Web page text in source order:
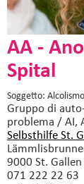
AA -
Spital
Soggetto: Alcolismo
Gruppo di
problema / AI,
Selbsthilfe St.
9000 St. Gallen
071 222 22 63